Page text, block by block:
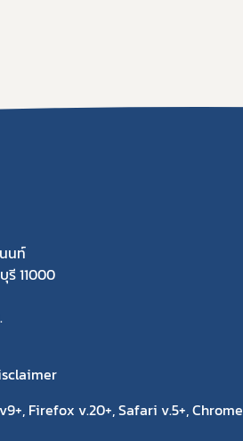
นท์
11000
Firefox v.20+, Safari v.5+, Chrome